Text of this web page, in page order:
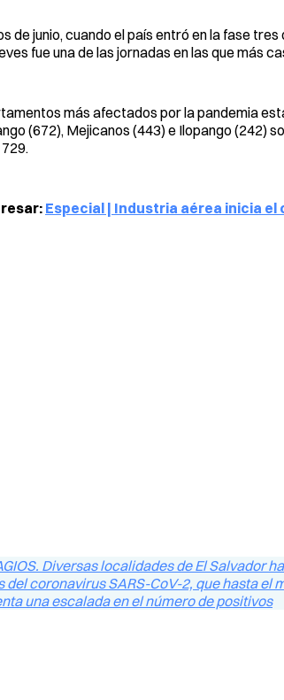
de junio, cuando el país entró en la fase
fue una de las jornadas en las que más
más afectados por la pandemia
(672), Mejicanos (443) e Ilopango (242)
Especial | Industria aérea inicia